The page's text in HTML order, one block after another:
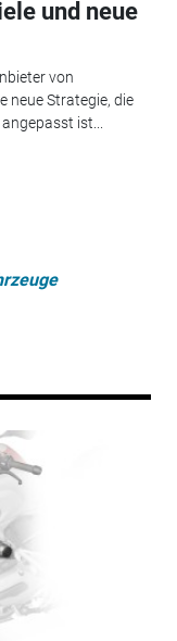
und neue
von
neue Strategie, die
ist...